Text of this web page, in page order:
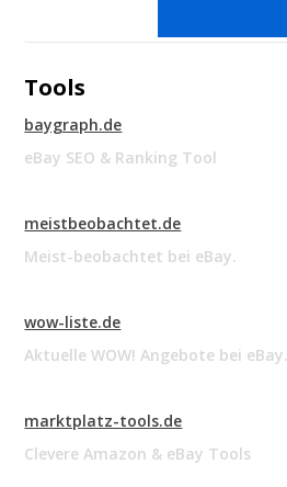
Tools
baygraph.de
eBay SEO & Ranking Tool
meistbeobachtet.de
Meist-beobachtet bei eBay.
wow-liste.de
Aktuelle WOW! Angebote bei eBay.
marktplatz-tools.de
Clevere Amazon & eBay Tools